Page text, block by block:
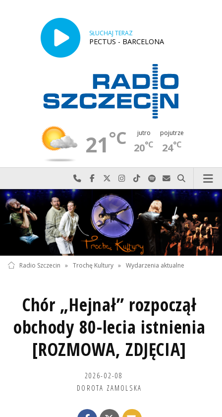
SŁUCHAJ TERAZ
PECTUS - BARCELONA
21°C jutro
20°C
pojutrze
24°C
Najlepiej po prostu do nas zadzwoń
Odwiedź nas na Facebook-u
Odwiedź nas na X
Odwiedź nas na Instagram-ie
Odwiedź nas na TikTok-u
Szukaj nas na Spotify
Wyślij do nas
Szukaj
Radio Szczecin » Trochę Kultury » Wydarzenia aktualne
Chór „Hejnał” rozpoczął
obchody 80-lecia istnienia
[ROZMOWA, ZDJĘCIA]
2026-02-08
DOROTA ZAMOLSKA